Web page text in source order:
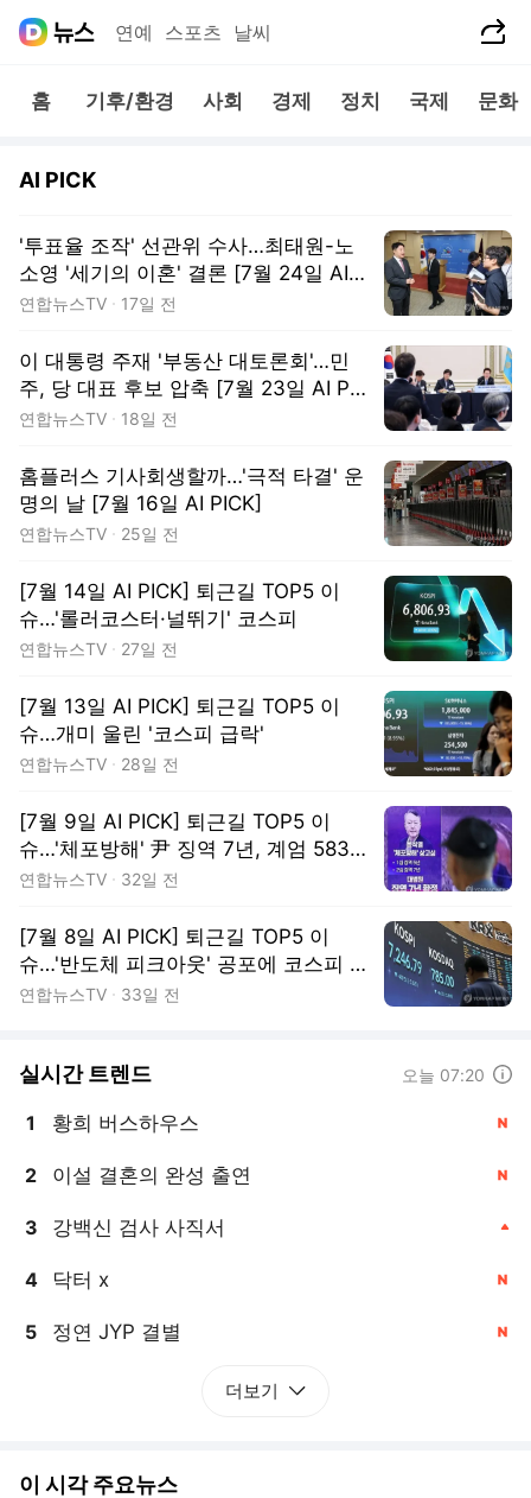
연예 스포츠 날씨
홈 기후/환경 사회 경제 정치 국제 문화
AI PICK
'투표율 조작' 선관위 수사…최태원-노
소영 '세기의 이혼' 결론 [7월 24일 AI P
ICK]
연합뉴스TV 17일 전
이 대통령 주재 '부동산 대토론회'…민
주, 당 대표 후보 압축 [7월 23일 AI PIC
K]
연합뉴스TV 18일 전
홈플러스 기사회생할까…'극적 타결' 운
명의 날 [7월 16일 AI PICK]
연합뉴스TV 25일 전
[7월 14일 AI PICK] 퇴근길 TOP5 이
슈…'롤러코스터·널뛰기' 코스피
연합뉴스TV 27일 전
[7월 13일 AI PICK] 퇴근길 TOP5 이
슈…개미 울린 '코스피 급락'
연합뉴스TV 28일 전
[7월 9일 AI PICK] 퇴근길 TOP5 이
슈…'체포방해' 尹 징역 7년, 계엄 583일
만
연합뉴스TV 32일 전
[7월 8일 AI PICK] 퇴근길 TOP5 이
슈…'반도체 피크아웃' 공포에 코스피 폭
락
연합뉴스TV 33일 전
실시간 트렌드 오늘 07:20
1 황희 버스하우스
2 이설 결혼의 완성 출연
3 강백신 검사 사직서
4 닥터 x
5 정연 JYP 결별
더보기
이 시각 주요뉴스